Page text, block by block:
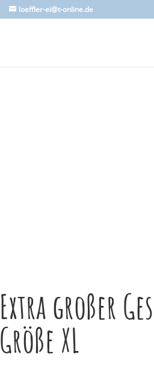
loeffler-ei@t-online.de
Extra großer
Größe XL